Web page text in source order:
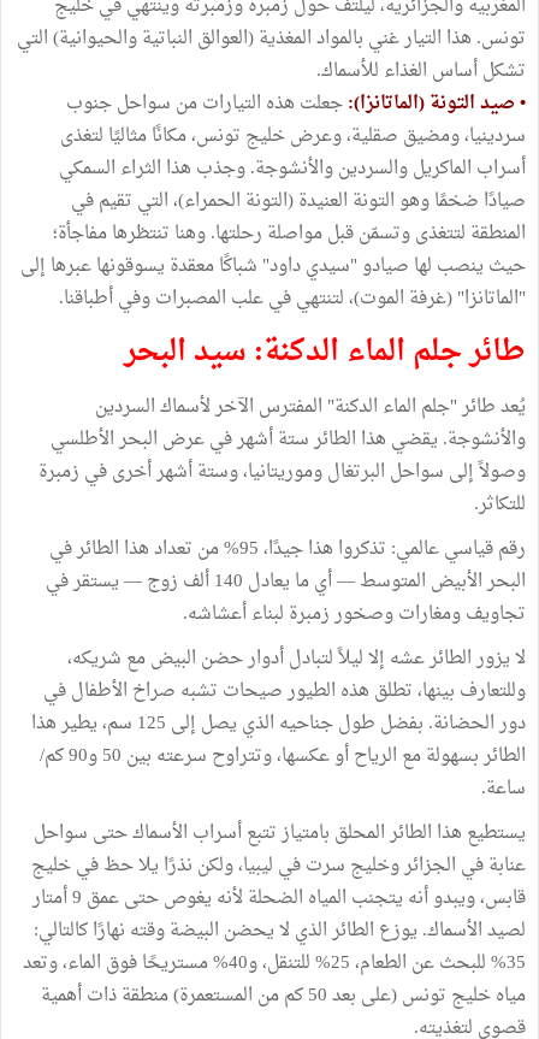
المغربية والجزائرية، ليلتف حول زمبرة وزمبرتة وينتهي في خليج
تونس. هذا التيار غني بالمواد المغذية (العوالق النباتية والحيوانية) التي
تشكل أساس الغذاء للأسماك.
• صيد التونة (الماتانزا):جعلت هذه التيارات من سواحل جنوب
سردينيا، ومضيق صقلية، وعرض خليج تونس، مكانًا مثاليًا لتغذى
أسراب الماكريل والسردين والأنشوجة. وجذب هذا الثراء السمكي
صيادًا ضخمًا وهو التونة العنيدة (التونة الحمراء)، التي تقيم في
المنطقة لتتغذى وتسمّن قبل مواصلة رحلتها. وهنا تنتظرها مفاجأة؛
حيث ينصب لها صيادو "سيدي داود" شباكًا معقدة يسوقونها عبرها إلى
"الماتانزا" (غرفة الموت)، لتنتهي في علب المصبرات وفي أطباقنا.
طائر جلم الماء الدكنة: سيد البحر
يُعد طائر "جلم الماء الدكنة" المفترس الآخر لأسماك السردين
والأنشوجة. يقضي هذا الطائر ستة أشهر في عرض البحر الأطلسي
وصولاً إلى سواحل البرتغال وموريتانيا، وستة أشهر أخرى في زمبرة
للتكاثر.
رقم قياسي عالمي: تذكروا هذا جيدًا، 95% من تعداد هذا الطائر في
البحر الأبيض المتوسط — أي ما يعادل 140 ألف زوج — يستقر في
تجاويف ومغارات وصخور زمبرة لبناء أعشاشه.
لا يزور الطائر عشه إلا ليلاً لتبادل أدوار حضن البيض مع شريكه،
وللتعارف بينها، تطلق هذه الطيور صيحات تشبه صراخ الأطفال في
دور الحضانة. بفضل طول جناحيه الذي يصل إلى 125 سم، يطير هذا
الطائر بسهولة مع الرياح أو عكسها، وتتراوح سرعته بين 50 و90 كم/
ساعة.
يستطيع هذا الطائر المحلق بامتياز تتبع أسراب الأسماك حتى سواحل
عنابة في الجزائر وخليج سرت في ليبيا، ولكن نذرًا يلا حظ في خليج
قابس، ويبدو أنه يتجنب المياه الضحلة لأنه يغوص حتى عمق 9 أمتار
لصيد الأسماك. يوزع الطائر الذي لا يحضن البيضة وقته نهارًا كالتالي:
35% للبحث عن الطعام، 25% للتنقل، و40% مستريحًا فوق الماء، وتعد
مياه خليج تونس (على بعد 50 كم من المستعمرة) منطقة ذات أهمية
قصوى لتغذيته.